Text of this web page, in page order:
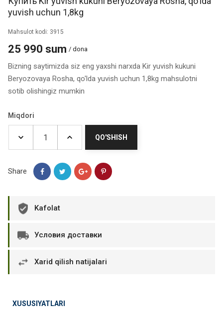
yuvish uchun 1,8kg
Mahsulot kodi: 3915
25 990 sum / dona
Bizning saytimizda siz eng yaxshi narxda Kir yuvish kukuni
Beryozovaya Rosha, qo'lda yuvish uchun 1,8kg mahsulotni
sotib olishingiz mumkin
Miqdori
QO'SHISH
Share
Kafolat
Условия доставки
Xarid qilish natijalari
XUSUSIYATLARI